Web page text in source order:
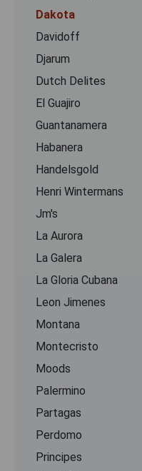
Dakota
Davidoff
Djarum
Dutch Delites
El Guajiro
Guantanamera
Habanera
Handelsgold
Henri Wintermans
Jm's
La Aurora
La Galera
La Gloria Cubana
Leon Jimenes
Montana
Montecristo
Moods
Palermino
Partagas
Perdomo
Principes